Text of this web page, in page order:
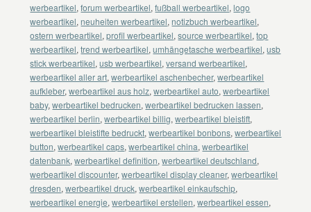
werbeartikel,forum werbeartikel,fußball werbeartikel,logo
werbeartikel,neuheiten werbeartikel,notizbuch werbeartikel,
ostern werbeartikel,profil werbeartikel,source werbeartikel,top
werbeartikel,trend werbeartikel,umhängetasche werbeartikel,usb
stick werbeartikel,usb werbeartikel,versand werbeartikel,
werbeartikel aller art,werbeartikel aschenbecher,werbeartikel
aufkleber,werbeartikel aus holz,werbeartikel auto,werbeartikel
baby,werbeartikel bedrucken,werbeartikel bedrucken lassen,
werbeartikel berlin,werbeartikel billig,werbeartikel bleistift,
werbeartikel bleistifte bedruckt,werbeartikel bonbons,werbeartikel
button,werbeartikel caps,werbeartikel china,werbeartikel
datenbank,werbeartikel definition,werbeartikel deutschland,
werbeartikel discounter,werbeartikel display cleaner,werbeartikel
dresden,werbeartikel druck,werbeartikel einkaufschip,
werbeartikel energie,werbeartikel erstellen,werbeartikel essen,